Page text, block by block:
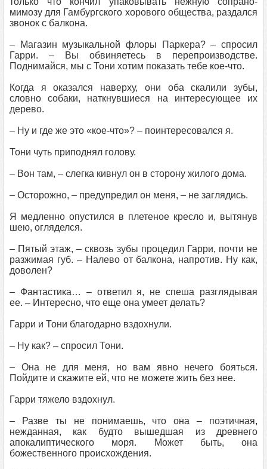
мимозу для Гамбургского хорового общества, раздался
звонок с балкона.
– Магазин музыкальной флоры Паркера? – спросил
Гарри. – Вы обвиняетесь в перепроизводстве.
Поднимайся, мы с Тони хотим показать тебе кое-что.
Когда я оказался наверху, они оба скалили зубы,
словно собаки, наткнувшиеся на интересующее их
дерево.
– Ну и где же это «кое-что»? – поинтересовался я.
Тони чуть приподнял голову.
– Вон там, – слегка кивнул он в сторону жилого дома.
– Осторожно, – предупредил он меня, – не заглядись.
Я медленно опустился в плетеное кресло и, вытянув
шею, огляделся.
– Пятый этаж, – сквозь зубы процедил Гарри, почти не
разжимая губ. – Налево от балкона, напротив. Ну как,
доволен?
– Фантастика… – ответил я, не спеша разглядывая
ее. – Интересно, что еще она умеет делать?
Гарри и Тони благодарно вздохнули.
– Ну как? – спросил Тони.
– Она не для меня, но вам явно нечего бояться.
Пойдите и скажите ей, что не можете жить без нее.
Гарри тяжело вздохнул.
– Разве ты не понимаешь, что она – поэтичная,
нежданная, как будто вышедшая из древнего
апокалиптического моря. Может быть, она
божественного происхождения.